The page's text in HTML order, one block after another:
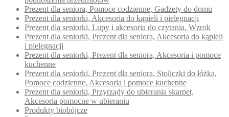
Prezent dla seniora, Pomoce codzienne, Gadżety do domu
Prezent dla seniorki, Akcesoria do kąpieli i pielęgnacji
Prezent dla seniorki, Lupy i akcesoria do czytania, Wzrok
Prezent dla seniorki, Prezent dla seniora, Akcesoria do kąpieli
i pielęgnacji
Prezent dla seniorki, Prezent dla seniora, Akcesoria i pomoce
kuchenne
Prezent dla seniorki, Prezent dla seniora, Stoliczki do łóżka,
Pomoce codzienne, Akcesoria i pomoce kuchenne
Prezent dla seniorki, Przyrządy do ubierania skarpet,
Akcesoria pomocne w ubieraniu
Produkty biobójcze